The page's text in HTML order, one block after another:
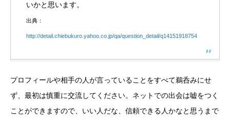
いかと思います。
出典：
http://detail.chiebukuro.yahoo.co.jp/qa/question_detail/q14151918754
プロフィールや相手の人が言っていることをすべて鵜呑みにせ
ず、最初は慎重に交流してください。ネットでの出会は嘘をつく
ことができますので、いい人だな、信頼できる人かなと思うまで